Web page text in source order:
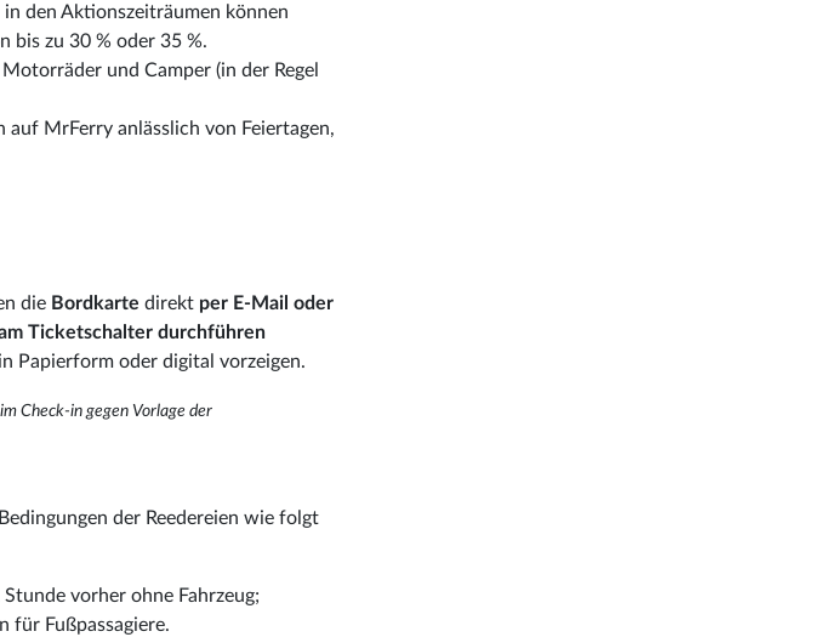
den Aktionszeiträumen können
bis zu 30 % oder 35 %.
und Camper (in der Regel
MrFerry anlässlich von Feiertagen,
die Bordkarte direkt per E-Mail oder
Ticketschalter durchführen
Papierform oder digital vorzeigen.
Check-in gegen Vorlage der
der Reedereien wie folgt
vorher ohne Fahrzeug;
für Fußpassagiere.